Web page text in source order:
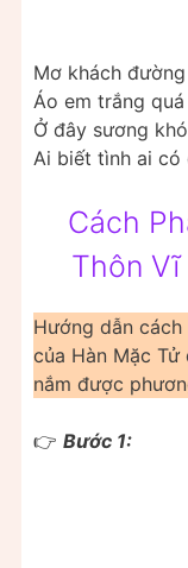
Mơ khách
Áo em trắng
Ở đây sương
Ai biết tình ai có
Cách
Thôn Vĩ
Hướng dẫn
của Hàn Mặc
nắm được
👉 Bước 1: